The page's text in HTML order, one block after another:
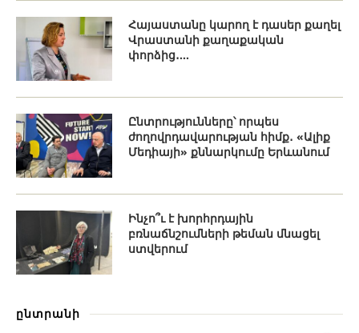
Հայաստանը կարող է դասեր քաղել
Վրաստանի քաղաքական
փորձից․...
Ընտրությունները՝ որպես
ժողովրդավարության հիմք․ «Ալիք
Մեդիայի» քննարկումը Երևանում
Ինչո՞ւ է խորհրդային
բռնաճնշումների թեման մնացել
ստվերում
ընտրանի